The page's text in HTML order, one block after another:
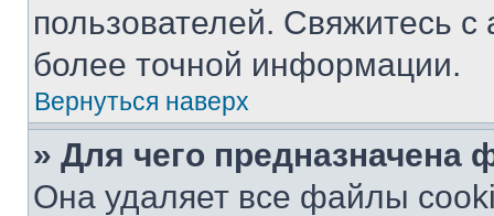
пользователей. Свяжитесь
более точной информации.
Вернуться наверх
» Для чего предназначена
Она удаляет все файлы